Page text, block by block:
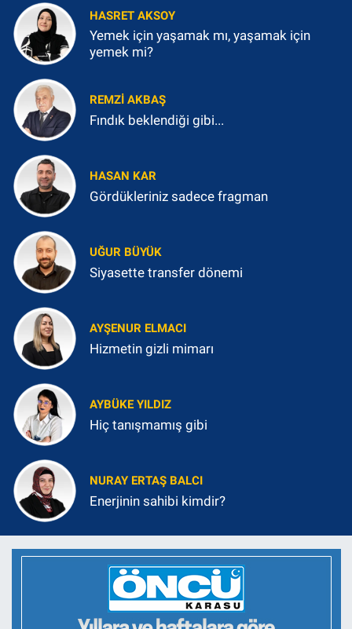
HASRET AKSOY
Yemek için yaşamak mı, yaşamak için
yemek mi?
REMZI AKBAŞ
Fındık beklendiği gibi...
HASAN KAR
Gördükleriniz sadece fragman
UĞUR BÜYÜK
Siyasette transfer dönemi
AYŞENUR ELMACI
Hizmetin gizli mimarı
AYBÜKE YILDIZ
Hiç tanışmamış gibi
NURAY ERTAŞ BALCI
Enerjinin sahibi kimdir?